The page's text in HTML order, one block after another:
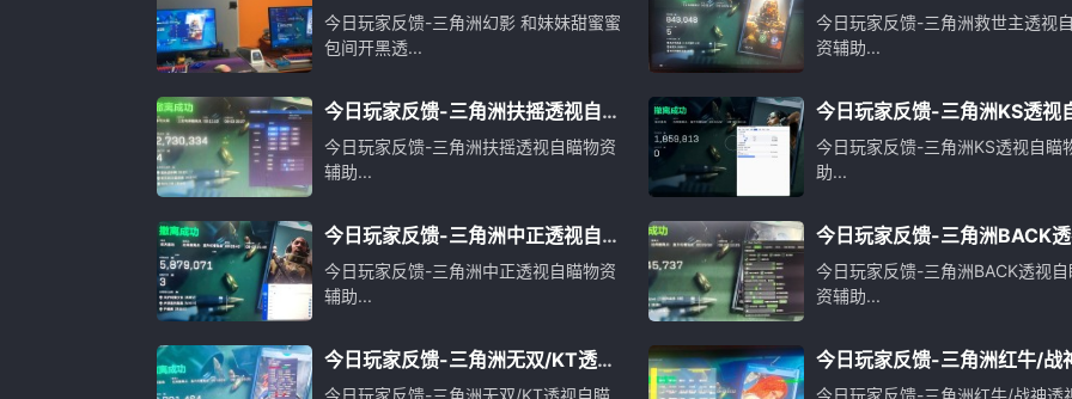
甜蜜蜜包间开黑透
今日玩家反馈-三角洲幻影 和妹妹甜蜜蜜
包间开黑透...
瞄物资辅助
今日玩家反馈-三角洲救世主透视
资辅助...
今日玩家反馈-三角洲扶摇透视自瞄
物资辅助
今日玩家反馈-三角洲扶摇透视自瞄物资
辅助...
今日玩家反馈-三角洲KS透视
物资辅助
今日玩家反馈-三角洲KS透视自瞄
助...
今日玩家反馈-三角洲中正透视自瞄
物资辅助
今日玩家反馈-三角洲中正透视自瞄物资
辅助...
今日玩家反馈-三角洲BACK
瞄物资辅助
今日玩家反馈-三角洲BACK透视
资辅助...
今日玩家反馈-三角洲无双/KT透视
自瞄物资辅助
今日玩家反馈-三角洲无双/KT透视自瞄
今日玩家反馈-三角洲红牛/战
视自瞄物资辅助
今日玩家反馈-三角洲红牛/战神透